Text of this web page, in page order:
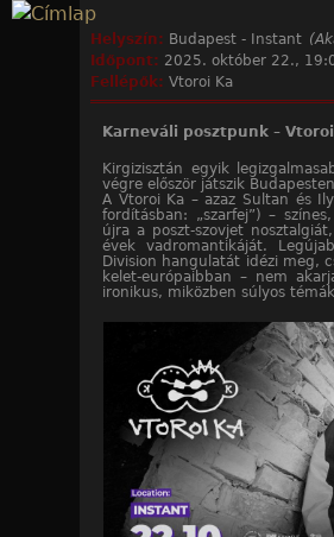
Helyszín: Budapest - Instant
Időpont: 2025. október 22.,
Fellépők: Vtoroi Ka
Karneváli posztpunk –
Kirgizisztán egyik
végre először játszik
A Vtoroi Ka – azaz Sultan és
fordításban: „szarfej”) –
újra a poszt-szovjet
évek vadromantikáját.
Division hangulatát idézi meg,
kelet-európaibban – nem
ironikus, miközben súlyos